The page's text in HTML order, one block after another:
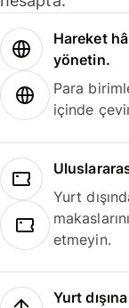
Hareket
yönetin.
Para
içinde
Yurt
etmeyin.
Yurt